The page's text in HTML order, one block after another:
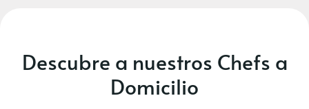
Descubre a nuestros Chefs a
Domicilio